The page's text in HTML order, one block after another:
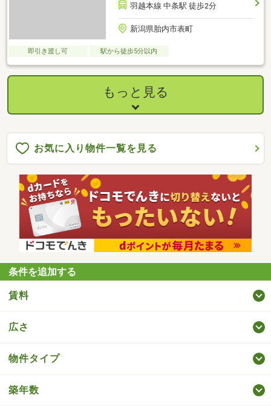
羽越本線 中条駅 徒歩2分
新潟県胎内市表町
即引き渡し可 駅から徒歩5分以内
もっと見る
お気に入り物件一覧を見る
条件を追加する
賃料
広さ
物件タイプ
築年数